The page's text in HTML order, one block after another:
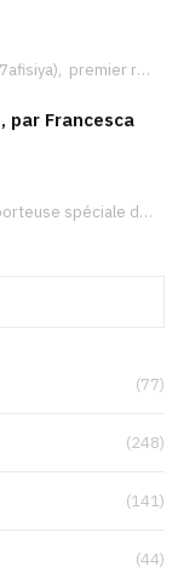
Le cave de Hafisa (9abou 7afisiya), premier roman du journaliste tunisien Mohamed Amine Ben Hlel,…
par Francesca
Francesca Albanese, rapporteuse spéciale de l’ONU sur les territoires palestiniens occupés, était à Tunis pour…
(77)
(248)
(141)
(44)